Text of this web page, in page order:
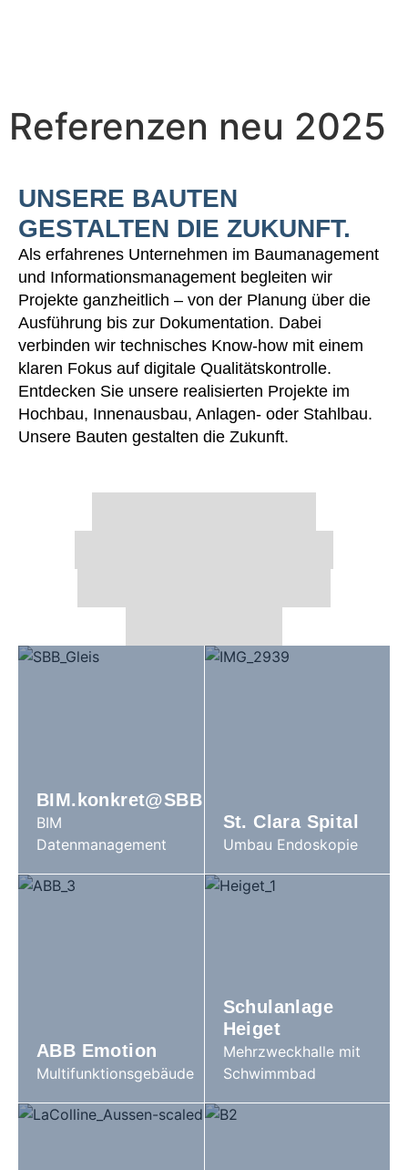
Referenzen neu 2025
UNSERE BAUTEN
GESTALTEN DIE ZUKUNFT.
Als erfahrenes Unternehmen im Baumanagement
und Informationsmanagement begleiten wir
Projekte ganzheitlich – von der Planung über die
Ausführung bis zur Dokumentation. Dabei
verbinden wir technisches Know-how mit einem
klaren Fokus auf digitale Qualitätskontrolle.
Entdecken Sie unsere realisierten Projekte im
Hochbau, Innenausbau, Anlagen- oder Stahlbau.
Unsere Bauten gestalten die Zukunft.
BIM.konkret@SBB
BIM
Datenmanagement
St. Clara Spital
Umbau Endoskopie
ABB Emotion
Multifunktionsgebäude
Schulanlage
Heiget
Mehrzweckhalle mit
Schwimmbad